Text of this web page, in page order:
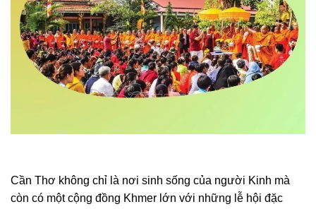
Cần Thơ không chỉ là nơi sinh sống của người Kinh mà
còn có một cộng đồng Khmer lớn với những lễ hội đặc